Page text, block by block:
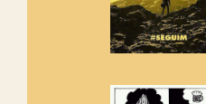
Amics de
Els Centpeus
de l'entorn de